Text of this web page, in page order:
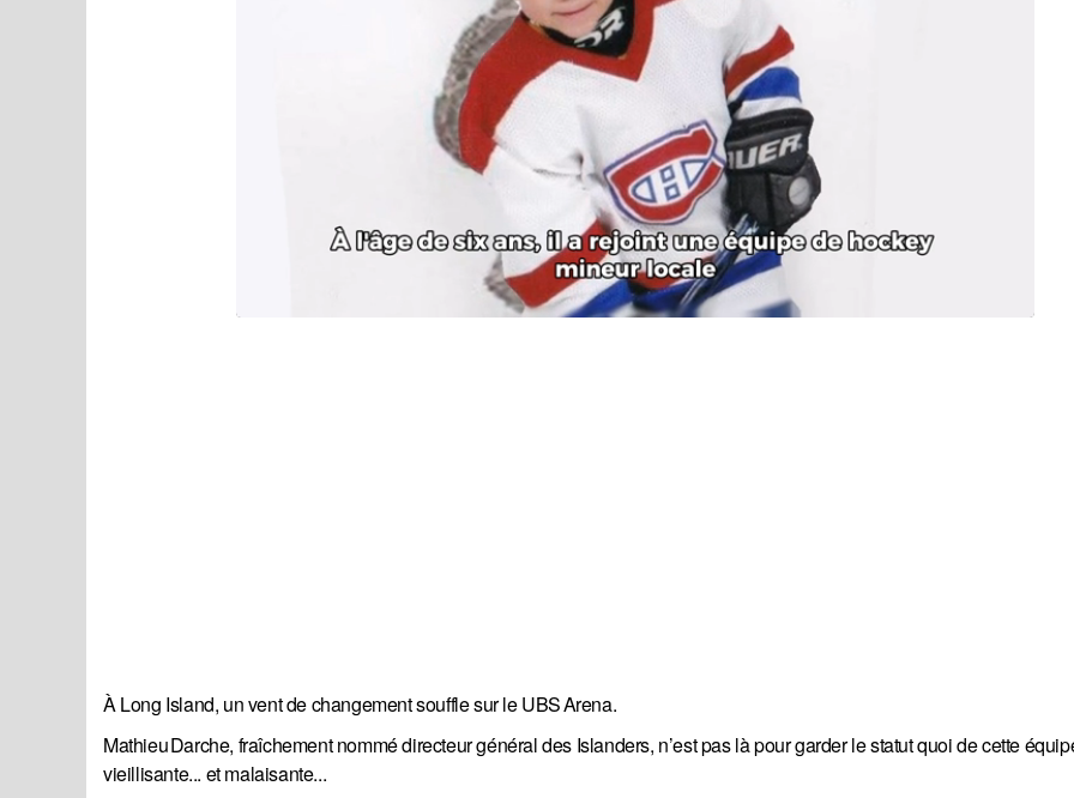
À Long Island, un vent de changement souffle sur le UBS Arena.
Mathieu Darche, fraîchement nommé directeur général des Islanders, n’est pas là pour garder le statut quoi de cette
vieillisante... et malaisante...